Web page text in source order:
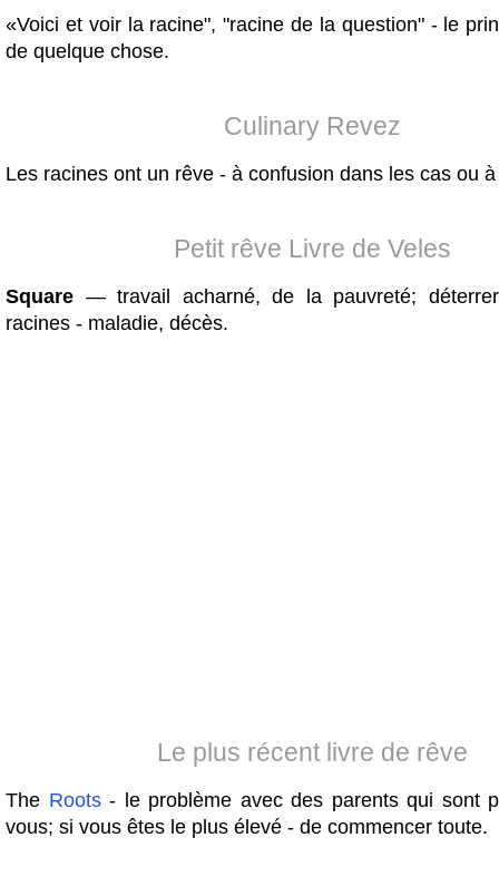
«Voici et voir la racine", "racine de la question" - le
de quelque chose.
Culinary Revez
Les racines ont un rêve - à confusion dans les cas ou
Petit rêve Livre de Veles
Square — travail acharné, de la pauvreté;
racines - maladie, décès.
Le plus récent livre de rêve
The Roots- le problème avec des parents qui sont
vous; si vous êtes le plus élevé - de commencer toute.